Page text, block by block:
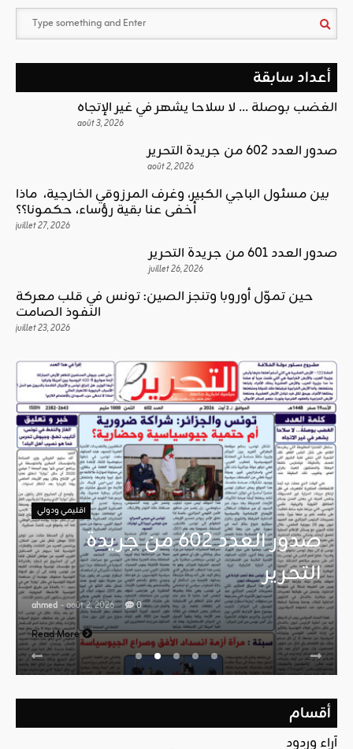
أعداد سابقة
الغضب بوصلة … لا سلاحا يشهر في غير الإتجاه
août 3, 2026
صدور العدد 602 من جريدة التحرير
août 2, 2026
بين مسئول الباجي الكبير، وغرف المرزوقي الخارجية، ماذا
أخفى عنا بقية رؤساء، حكمونا؟؟
juillet 27, 2026
صدور العدد 601 من جريدة التحرير
juillet 26, 2026
حين تموّل أوروبا وتنجز الصين: تونس في قلب معركة
النفوذ الصامت
juillet 23, 2026
اقليمي ودولي
صدور العدد 602 من جريدة
التحرير
ahmed - août 2, 2026 0
Read More
أقسام
آراء وردود